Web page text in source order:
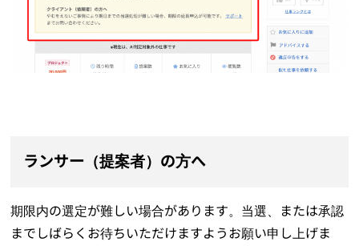
ランサー（提案者）の方へ
期限内の選定が難しい場合があります。当選、または承認
までしばらくお待ちいただけますようお願い申し上げま